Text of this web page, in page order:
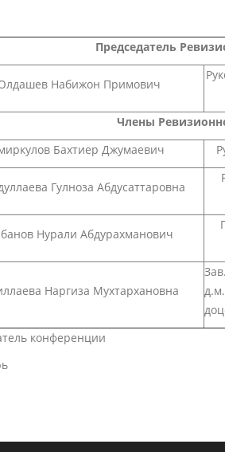
Председатель
Набижон Примович
Члены
Бахтиер Джумаевич
Гулноза Абдусаттаровна
Нурали Абдурахманович
Наргиза Мухтархановна
конференции
д.м.н.